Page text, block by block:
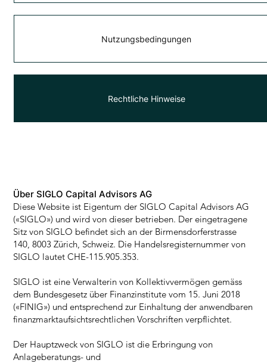
Nutzungsbedingungen
Rechtliche Hinweise
Über SIGLO Capital Advisors AG
Diese Website ist Eigentum der SIGLO Capital Advisors AG
(«SIGLO») und wird von dieser betrieben. Der eingetragene
Sitz von SIGLO befindet sich an der Birmensdorferstrasse
140, 8003 Zürich, Schweiz. Die Handelsregisternummer von
SIGLO lautet CHE-115.905.353.
SIGLO ist eine Verwalterin von Kollektivvermögen gemäss
dem Bundesgesetz über Finanzinstitute vom 15. Juni 2018
(«FINIG») und entsprechend zur Einhaltung der anwendbaren
finanzmarktaufsichtsrechtlichen Vorschriften verpflichtet.
Der Hauptzweck von SIGLO ist die Erbringung von
Anlageberatungs- und